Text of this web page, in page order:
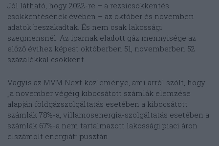
Jól látható, hogy 2022-re – a rezsicsökkentés
csökkentésének évében – az október és novemberi
adatok beszakadtak. És nem csak lakossági
szegmensnél. Az iparnak eladott gáz mennyisége az
előző évihez képest októberben 51, novemberben 52
százalékkal csökkent.
Vagyis az MVM Next közleménye, ami arról szólt, hogy
„a november végéig kibocsátott számlák elemzése
alapján földgázszolgáltatás esetében a kibocsátott
számlák 78%-a, villamosenergia-szolgáltatás esetében a
számlák 67%-a nem tartalmazott lakossági piaci áron
elszámolt energiát” pusztán